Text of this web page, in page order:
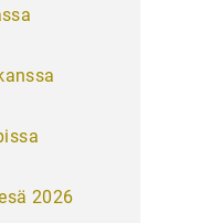
2026